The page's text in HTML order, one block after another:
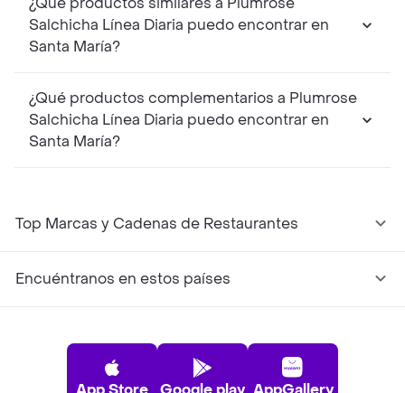
Salchicha Línea Diaria puedo encontrar en
Santa María?
¿Qué productos complementarios a Plumrose
Salchicha Línea Diaria puedo encontrar en
Santa María?
Top Marcas y Cadenas de Restaurantes
Encuéntranos en estos países